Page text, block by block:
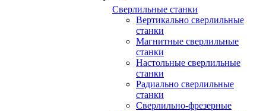
Сверлильные станки
Вертикально сверлильные
станки
Магнитные сверлильные
станки
Настольные сверлильные
станки
Радиально сверлильные
станки
Сверлильно-фрезерные